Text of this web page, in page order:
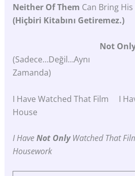
NeitherOf Them Can
(Hiçbiri Kitabını Getiremez.)
Not
(Sadece…değil…aynı
Zamanda)
I Have Watched That Film I
House
I HaveNot OnlyWatched That
Housework